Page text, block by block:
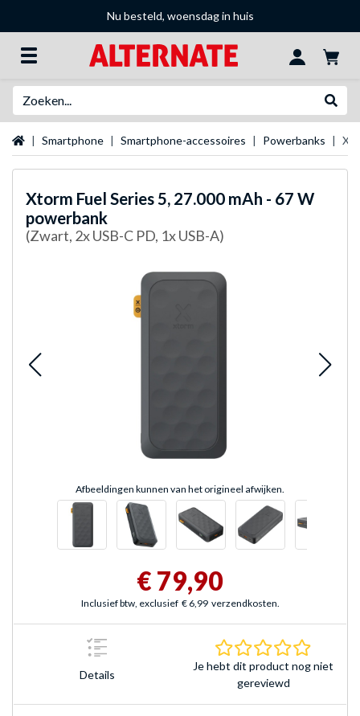
Nu besteld, woensdag in huis
StartpaginaSmartphone Smartphone-accessoires Powerbanks
Xtorm Fuel Series 5, 27.000 mAh - 67 W
powerbank
(Zwart, 2x USB-C PD, 1x USB-A)
Afbeeldingen kunnen van het origineel afwijken.
€ 79,90
Inclusief btw, exclusief € 6,99 verzendkosten.
Details
Je hebt dit product nog niet
gereviewd